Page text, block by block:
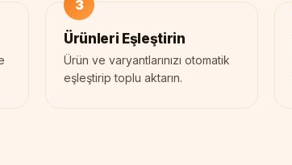
Ürünleri Eşleştirin
Ürün ve varyantlarınızı otomatik
eşleştirip toplu aktarın.